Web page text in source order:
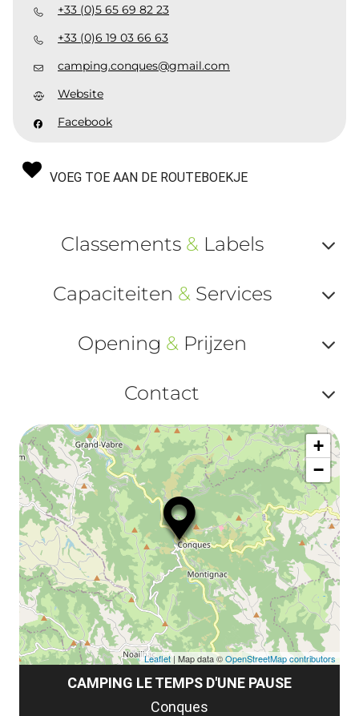
+33 (0)5 65 69 82 23
+33 (0)6 19 03 66 63
camping.conques@gmail.com
Website
Facebook
VOEG TOE AAN DE ROUTEBOEKJE
Classements &Labels
ou
Capaciteiten &Services
ou
Opening &Prijzen
ou
et
Contact
ou
CAMPING LE TEMPS D'UNE PAUSE
Conques
+
−
Leaflet | Map data ©OpenStreetMap contributors